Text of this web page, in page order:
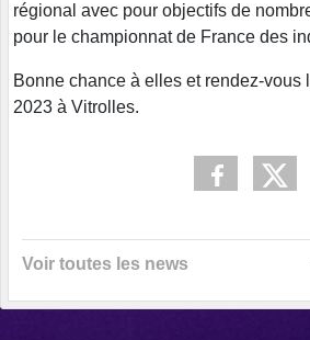
régional avec pour objectifs de
pour le championnat de France des
Bonne chance à elles et rendez-vous
2023 à Vitrolles.
Voir toutes les news